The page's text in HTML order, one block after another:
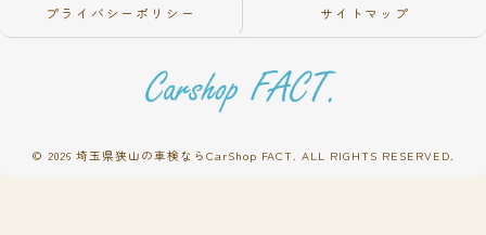
プライバシーポリシー サイトマップ
© 2026 埼玉県狭山の車検ならCarShop FACT. ALL RIGHTS RESERVED.